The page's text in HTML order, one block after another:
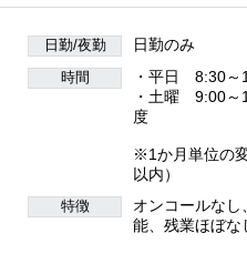
日勤/夜勤 日勤のみ
時間
・平日 8:30～
・土曜 9:00～
度
※1か月単位の
以内）
特徴
オンコールな
能、残業ほぼな